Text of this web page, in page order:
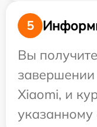
5
Вы
Xiaomi, и
указанному